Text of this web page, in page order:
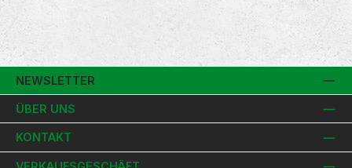
NEWSLETTER
ÜBER UNS
KONTAKT